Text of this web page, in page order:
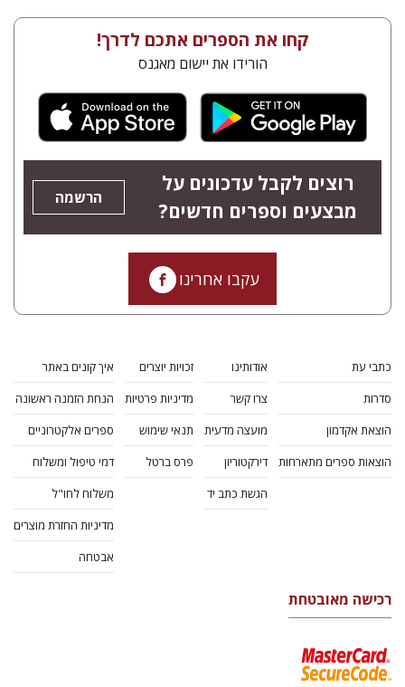
קחו את הספרים אתכם לדרך!
הורידו את יישום מאגנס
רוצים לקבל עדכונים על
מבצעים וספרים חדשים?
הרשמה
עקבו אחרינו
כתבי עת
סדרות
הוצאת אקדמון
הוצאות ספרים מתארחות
אודותינו
צרו קשר
מועצה מדעית
דירקטוריון
הגשת כתב יד
זכויות יוצרים
מדיניות פרטיות
תנאי שימוש
פרס ברטל
איך קונים באתר
הנחת הזמנה ראשונה
ספרים אלקטרוניים
דמי טיפול ומשלוח
משלוח לחו"ל
מדיניות החזרת מוצרים
אבטחה
רכישה מאובטחת